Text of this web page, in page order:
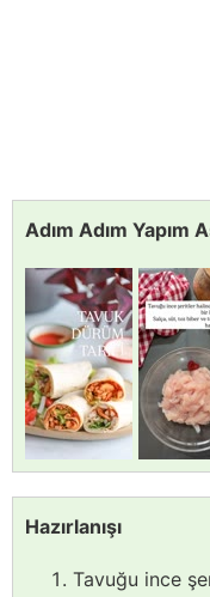
Adım Adım Yapım
Hazırlanışı
Tavuğu ince